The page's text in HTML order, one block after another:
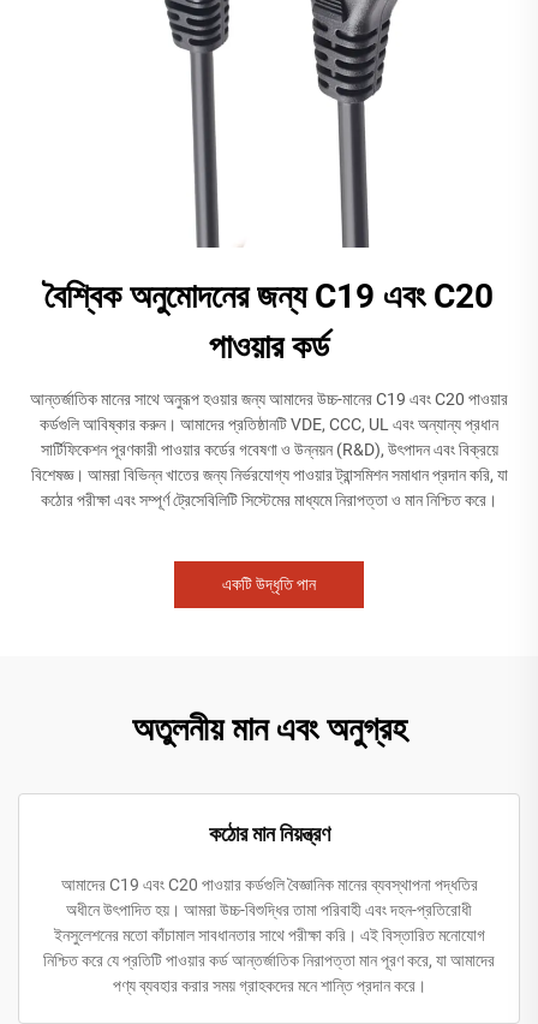
বৈশ্বিক অনুমোদনের জন্য C19 এবং C20
পাওয়ার কর্ড
আন্তর্জাতিক মানের সাথে অনুরূপ হওয়ার জন্য আমাদের উচ্চ-মানের C19 এবং C20 পাওয়ার
কর্ডগুলি আবিষ্কার করুন। আমাদের প্রতিষ্ঠানটি VDE, CCC, UL এবং অন্যান্য প্রধান
সার্টিফিকেশন পূরণকারী পাওয়ার কর্ডের গবেষণা ও উন্নয়ন (R&D), উৎপাদন এবং বিক্রয়ে
বিশেষজ্ঞ। আমরা বিভিন্ন খাতের জন্য নির্ভরযোগ্য পাওয়ার ট্রান্সমিশন সমাধান প্রদান করি, যা
কঠোর পরীক্ষা এবং সম্পূর্ণ ট্রেসেবিলিটি সিস্টেমের মাধ্যমে নিরাপত্তা ও মান নিশ্চিত করে।
একটি উদ্ধৃতি পান
অতুলনীয় মান এবং অনুগ্রহ
কঠোর মান নিয়ন্ত্রণ
আমাদের C19 এবং C20 পাওয়ার কর্ডগুলি বৈজ্ঞানিক মানের ব্যবস্থাপনা পদ্ধতির
অধীনে উৎপাদিত হয়। আমরা উচ্চ-বিশুদ্ধির তামা পরিবাহী এবং দহন-প্রতিরোধী
ইনসুলেশনের মতো কাঁচামাল সাবধানতার সাথে পরীক্ষা করি। এই বিস্তারিত মনোযোগ
নিশ্চিত করে যে প্রতিটি পাওয়ার কর্ড আন্তর্জাতিক নিরাপত্তা মান পূরণ করে, যা আমাদের
পণ্য ব্যবহার করার সময় গ্রাহকদের মনে শান্তি প্রদান করে।